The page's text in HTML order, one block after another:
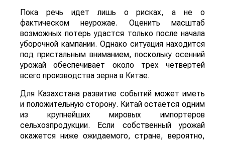
Пока речь идет лишь о рисках, а не о
фактическом неурожае. Оценить масштаб
возможных потерь удастся только после начала
уборочной кампании. Однако ситуация находится
под пристальным вниманием, поскольку осенний
урожай обеспечивает около трех четвертей
всего производства зерна в Китае.
Для Казахстана развитие событий может иметь
и положительную сторону. Китай остается одним
из крупнейших мировых импортеров
сельхозпродукции. Если собственный урожай
окажется ниже ожидаемого, стране, вероятно,